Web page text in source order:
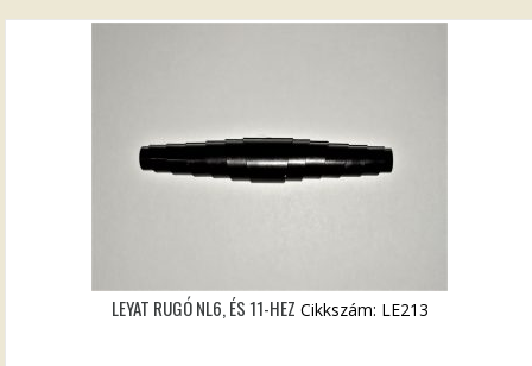
LEYAT RUGÓ NL6, ÉS 11-HEZ Cikkszám: LE213